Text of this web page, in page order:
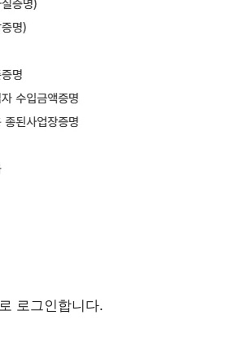
로그인합니다.